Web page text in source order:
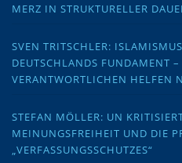
MERZ IN STRUKTURELLER
SVEN TRITSCHLER:
DEUTSCHLANDS FUNDAMENT
VERANTWORTLICHEN HELFEN
STEFAN MÖLLER: UN
MEINUNGSFREIHEIT UND DIE
„VERFASSUNGSSCHUTZES“